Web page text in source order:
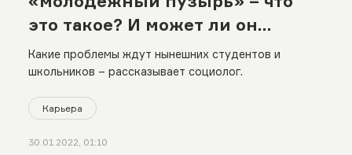
это такое? И может ли он
привести к молодежным
протестам?
Какие проблемы ждут нынешних студентов и
школьников – рассказывает социолог.
Карьера
30.01.2022, 01:10